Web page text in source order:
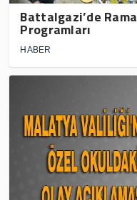
Battalgazi’de
Programları
HABER